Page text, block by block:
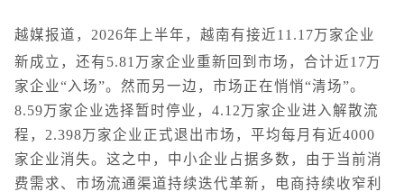
越媒报道，2026年上半年，越南有接近11.17万家企业
新成立，还有5.81万家企业重新回到市场，合计近17万
家企业“入场”。然而另一边，市场正在悄悄“清场”。
8.59万家企业选择暂时停业，4.12万家企业进入解散流
程，2.398万家企业正式退出市场，平均每月有近4000
家企业消失。这之中，中小企业占据多数，由于当前消
费需求、市场流通渠道持续迭代革新，电商持续收窄利